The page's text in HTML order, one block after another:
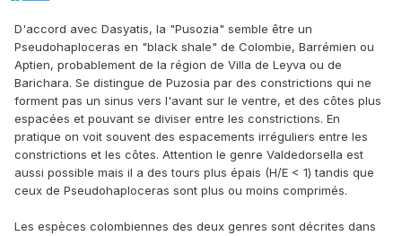
D'accord avec Dasyatis, la "Pusozia" semble être un
Pseudohaploceras en "black shale" de Colombie, Barrémien ou
Aptien, probablement de la région de Villa de Leyva ou de
Barichara. Se distingue de Puzosia par des constrictions qui ne
forment pas un sinus vers l'avant sur le ventre, et des côtes plus
espacées et pouvant se diviser entre les constrictions. En
pratique on voit souvent des espacements irréguliers entre les
constrictions et les côtes. Attention le genre Valdedorsella est
aussi possible mais il a des tours plus épais (H/E < 1) tandis que
ceux de Pseudohaploceras sont plus ou moins comprimés.
Les espèces colombiennes des deux genres sont décrites dans